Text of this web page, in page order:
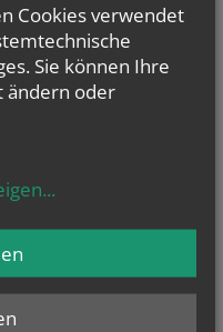
gelesen.*
Cookies verwendet
Sie können Ihre
ändern oder
...